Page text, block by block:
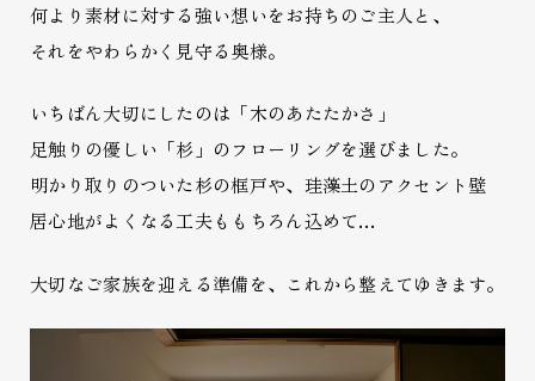
何より素材に対する強い想いをお持ちのご主人と、
それをやわらかく見守る奥様。
いちばん大切にしたのは「木のあたたかさ」
足触りの優しい「杉」のフローリングを選びました。
明かり取りのついた杉の框戸や、珪藻土のアクセント壁
居心地がよくなる工夫ももちろん込めて…
大切なご家族を迎える準備を、これから整えてゆきます。